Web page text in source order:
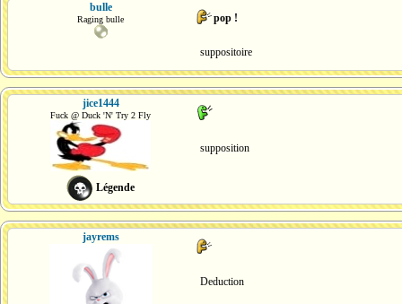
bulle
Raging bulle pop !
suppositoire
jice1444
Fuck @ Duck 'N' Try 2 Fly
Légende
supposition
jayrems
Deduction